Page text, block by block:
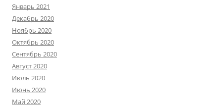
Январь 2021
Декабрь 2020
Ноябрь 2020
Октябрь 2020
Сентябрь 2020
Август 2020
Июль 2020
Июнь 2020
Май 2020